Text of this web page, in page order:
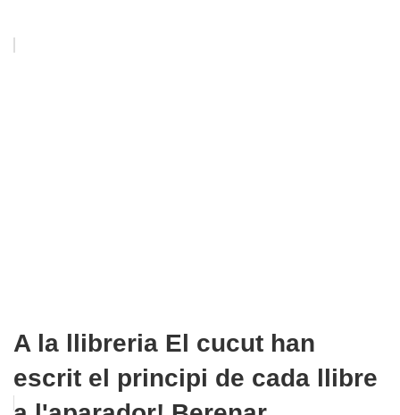
A la llibreria El cucut han
escrit el principi de cada llibre